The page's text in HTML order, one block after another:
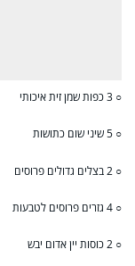
○ 3 כפות שמן זית איכותי
○ 5 שיני שום כתושות
○ 2 בצלים גדולים פרוסים
○ 4 גזרים פרוסים לטבעות
○ 2 כוסות יין אדום יבש